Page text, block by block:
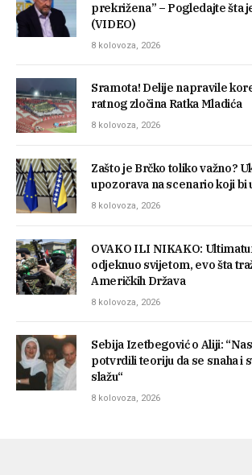
prekrižena” – Pogledajte šta
(VIDEO)
8 kolovoza, 2026
Sramota! Delije napravile
ratnog zločina Ratka Mladića
8 kolovoza, 2026
Zašto je Brčko toliko važno?
upozorava na scenario koji bi
8 kolovoza, 2026
OVAKO ILI NIKAKO:
odjeknuo svijetom, evo šta
Američkih Država
8 kolovoza, 2026
Sebija Izetbegović o Aliji:
potvrdili teoriju da se snaha i
slažu“
8 kolovoza, 2026